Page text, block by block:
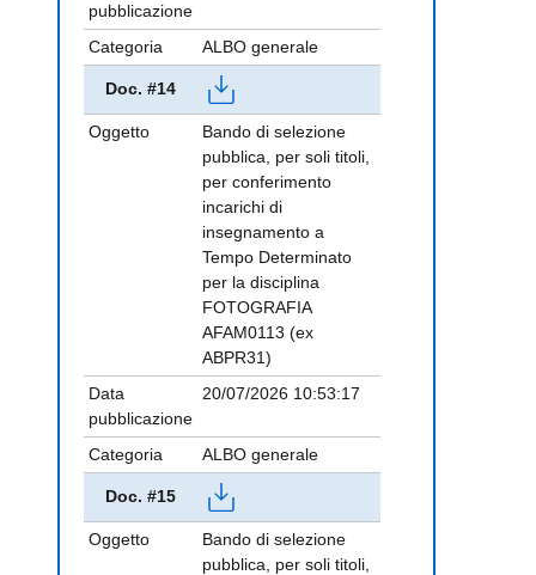
pubblicazione
Categoria ALBO generale
Doc. #14
Oggetto
Bando di selezione
pubblica, per soli titoli,
per conferimento
incarichi di
insegnamento a
Tempo Determinato
per la disciplina
FOTOGRAFIA
AFAM0113 (ex
ABPR31)
Data
pubblicazione
20/07/2026 10:53:17
Categoria ALBO generale
Doc. #15
Oggetto
Bando di selezione
pubblica, per soli titoli,